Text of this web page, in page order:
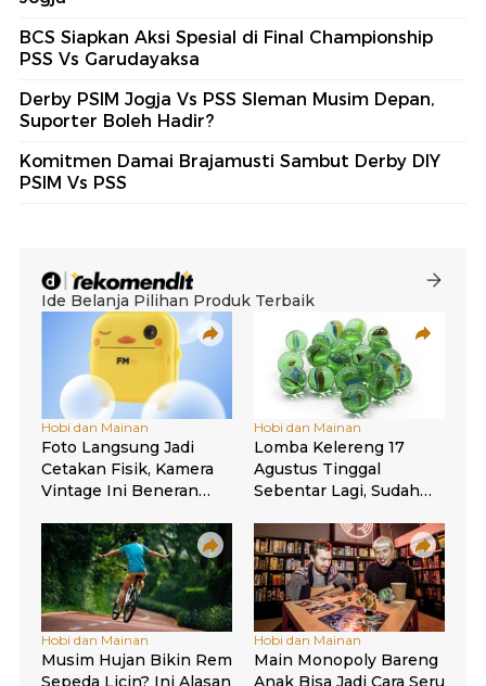
BCS Siapkan Aksi Spesial di Final Championship
PSS Vs Garudayaksa
Derby PSIM Jogja Vs PSS Sleman Musim Depan,
Suporter Boleh Hadir?
Komitmen Damai Brajamusti Sambut Derby DIY
PSIM Vs PSS